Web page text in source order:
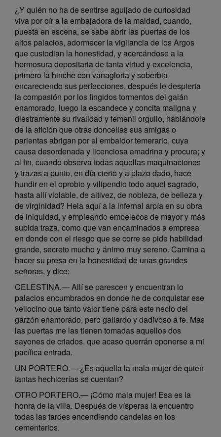
¿Y quién no ha de sentirse aguijado de curiosidad
viva por oír a la embajadora de la maldad, cuando,
puesta en escena, se sabe abrir las puertas de los
altos palacios, adormecer la vigilancia de los Argos
que custodian la honestidad, y acercándose a la
hermosura depositaria de tanta virtud y excelencia,
primero la hinche con vanagloria y soberbia
encareciendo sus perfecciones, después le despierta
la compasión por los fingidos tormentos del galán
enamorado, luego la escandece y concita maligna y
diestramente su rivalidad y femenil orgullo, hablándole
de la afición que otras doncellas sus amigas o
parientas abrigan por el embaidor temerario, cuya
causa desordenada y licenciosa amadrina y procura; y
al fin, cuando observa todas aquellas maquinaciones
y trazas a punto, en día cierto y a plazo dado, hace
hundir en el oprobio y vilipendio todo aquel sagrado,
hasta allí violable, de altivez, de nobleza, de belleza y
de virginidad? Hela aquí a la infernal arpía en su obra
de iniquidad, y empleando embelecos de mayor y más
subida traza, como que van encaminados a empresa
en donde con el riesgo que se corre se pide habilidad
grande, secreto mucho y ánimo muy sereno. Camina a
hacer su presa en la honestidad de unas grandes
señoras, y dice:
CELESTINA.— Allí se parescen y encuentran lo
palacios encumbrados en donde he de conquistar ese
vellocino que tanto valor tiene para este necio del
garzón enamorado, pero gallardo y dadivoso a fe. Mas
las puertas me las tienen tomadas aquellos dos
sayones de criados, que acaso querrán oponerse a mi
pacífica entrada.
UN PORTERO.— ¿Es aquella la mala mujer de quien
tantas hechicerías se cuentan?
OTRO PORTERO.— ¡Cómo mala mujer! Esa es la
honra de la villa. Después de vísperas la encuentro
todas las tardes encendiendo candelas en los
cementerios.